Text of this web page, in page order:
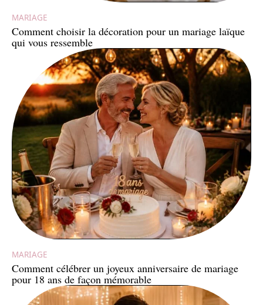
MARIAGE
Comment choisir la décoration pour un mariage laïque
qui vous ressemble
MARIAGE
Comment célébrer un joyeux anniversaire de mariage
pour 18 ans de façon mémorable